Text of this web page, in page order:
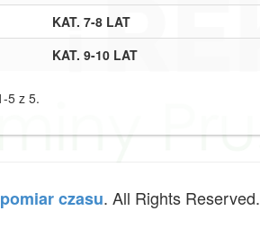
KAT. 7-8 LAT
KAT. 9-10 LAT
5 z 5.
czasu. All Rights Reserved.